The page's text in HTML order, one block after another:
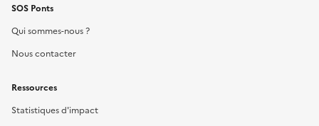
SOS Ponts
Qui sommes-nous ?
Nous contacter
Ressources
Statistiques d'impact